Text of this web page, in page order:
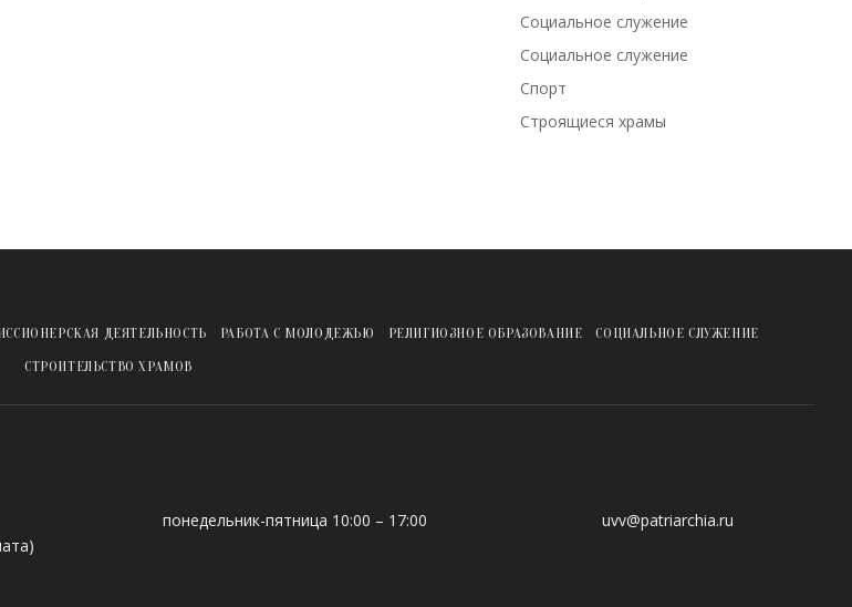
Социальное служение
Социальное служение
Спорт
Строящиеся храмы
ДЕЯТЕЛЬНОСТЬ РАБОТА С МОЛОДЕЖЬЮ РЕЛИГИОЗНОЕ ОБРАЗОВАНИЕ
СОЦИАЛЬНОЕ СЛУЖЕНИЕ
СТРОИТЕЛЬСТВО ХРАМОВ
понедельник-пятница 10:00 – 17:00 uvv@patriarchia.ru